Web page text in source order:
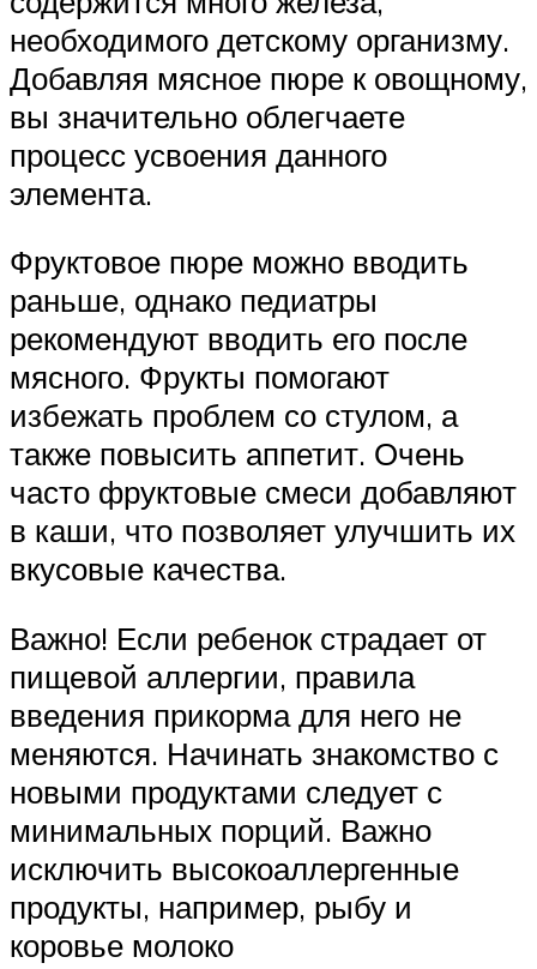
необходимого детскому организму.
Добавляя мясное пюре к овощному,
вы значительно облегчаете
процесс усвоения данного
элемента.
Фруктовое пюре можно вводить
раньше, однако педиатры
рекомендуют вводить его после
мясного. Фрукты помогают
избежать проблем со стулом, а
также повысить аппетит. Очень
часто фруктовые смеси добавляют
в каши, что позволяет улучшить их
вкусовые качества.
Важно! Если ребенок страдает от
пищевой аллергии, правила
введения прикорма для него не
меняются. Начинать знакомство с
новыми продуктами следует с
минимальных порций. Важно
исключить высокоаллергенные
продукты, например, рыбу и
коровье молоко